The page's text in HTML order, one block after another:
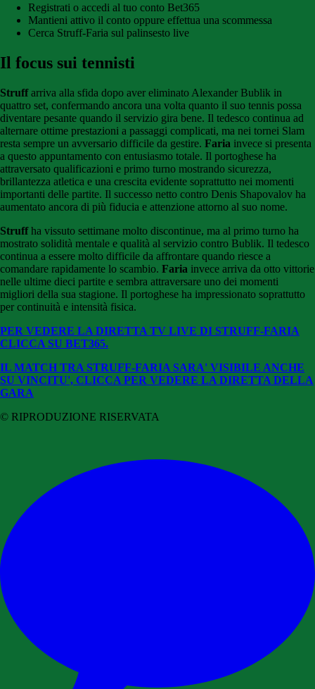
Registrati o accedi al tuo conto Bet365
Mantieni attivo il conto oppure effettua una scommessa
Cerca Struff-Faria sul palinsesto live
Il focus sui tennisti
Struffarriva alla sfida dopo aver eliminato Alexander Bublik in
quattro set, confermando ancora una volta quanto il suo tennis possa
diventare pesante quando il servizio gira bene. Il tedesco continua ad
alternare ottime prestazioni a passaggi complicati, ma nei tornei Slam
resta sempre un avversario difficile da gestire. Faria invece si presenta
a questo appuntamento con entusiasmo totale. Il portoghese ha
attraversato qualificazioni e primo turno mostrando sicurezza,
brillantezza atletica e una crescita evidente soprattutto nei momenti
importanti delle partite. Il successo netto contro Denis Shapovalov ha
aumentato ancora di più fiducia e attenzione attorno al suo nome.
Struffha vissuto settimane molto discontinue, ma al primo turno ha
mostrato solidità mentale e qualità al servizio contro Bublik. Il tedesco
continua a essere molto difficile da affrontare quando riesce a
comandare rapidamente lo scambio. Faria invece arriva da otto vittorie
nelle ultime dieci partite e sembra attraversare uno dei momenti
migliori della sua stagione. Il portoghese ha impressionato soprattutto
per continuità e intensità fisica.
PER VEDERE LA DIRETTA TV LIVE DI STRUFF-FARIA
CLICCA SU BET365.
IL MATCH TRA STRUFF-FARIA SARA' VISIBILE ANCHE
SU VINCITU', CLICCA PER VEDERE LA DIRETTA DELLA
GARA
© RIPRODUZIONE RISERVATA